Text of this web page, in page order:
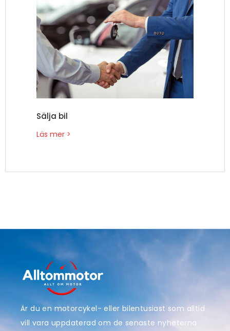
Sälja bil
Läs mer >
Är du en motorcykel- eller bilentusiast som alltid
vill vara uppdaterad om de senaste nyheterna